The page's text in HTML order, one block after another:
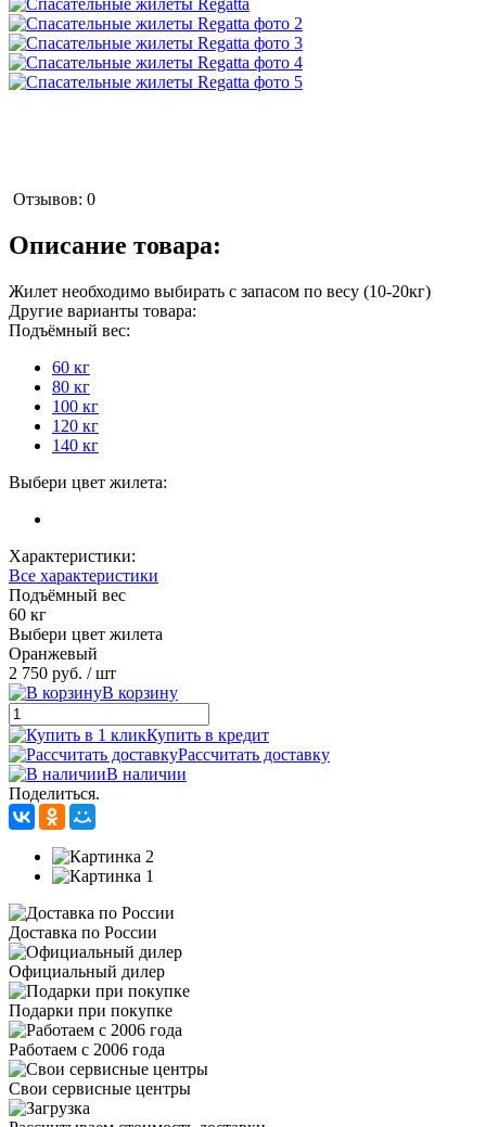
Отзывов: 0
Описание товара:
Жилет необходимо выбирать с запасом по весу (10-20кг)
Другие варианты товара:
Подъёмный вес:
60 кг
80 кг
100 кг
120 кг
140 кг
Выбери цвет жилета:
Характеристики:
Все характеристики
Подъёмный вес
60 кг
Выбери цвет жилета
Оранжевый
2 750 руб. / шт
В корзину
Купить в кредит
Рассчитать доставку
В наличии
Поделиться.
Доставка по России
Официальный дилер
Подарки при покупке
Работаем с 2006 года
Свои сервисные центры